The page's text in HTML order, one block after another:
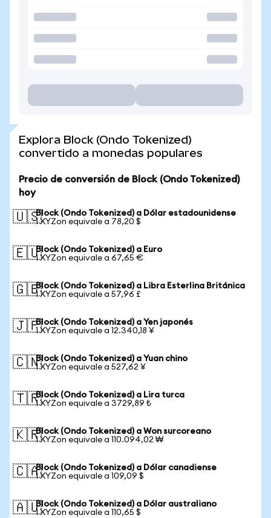
Explora Block (Ondo Tokenized)
convertido a monedas populares
Precio de conversión de Block (Ondo Tokenized)
hoy
🇺🇸Block (Ondo Tokenized) a Dólar estadounidense
1 XYZon equivale a 78,20 $
🇪🇺Block (Ondo Tokenized) a Euro
1 XYZon equivale a 67,65 €
🇬🇧Block (Ondo Tokenized) a Libra Esterlina Británica
1 XYZon equivale a 57,96 £
🇯🇵Block (Ondo Tokenized) a Yen japonés
1 XYZon equivale a 12.340,18 ¥
🇨🇳Block (Ondo Tokenized) a Yuan chino
1 XYZon equivale a 527,62 ¥
🇹🇷Block (Ondo Tokenized) a Lira turca
1 XYZon equivale a 3729,89 ₺
🇰🇷Block (Ondo Tokenized) a Won surcoreano
1 XYZon equivale a 110.094,02 ₩
🇨🇦Block (Ondo Tokenized) a Dólar canadiense
1 XYZon equivale a 109,09 $
🇦🇺Block (Ondo Tokenized) a Dólar australiano
1 XYZon equivale a 110,65 $